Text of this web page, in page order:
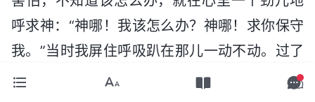
呼求神：“神哪！我该怎么办？神哪！求你保守
我。”当时我屏住呼吸趴在那儿一动不动。过了
一会儿，周围慢慢恢复了平静，我悬着的心才